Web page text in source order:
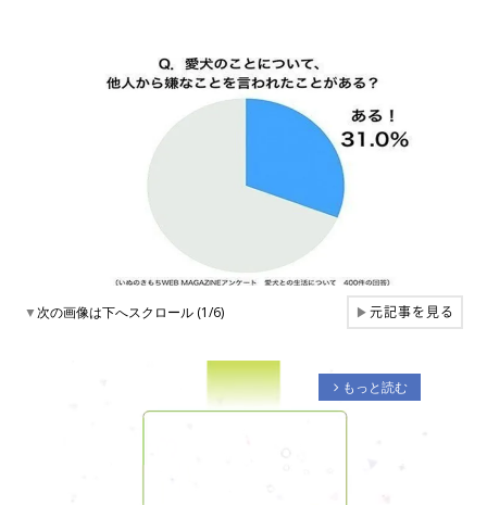
▼次の画像は下へスクロール (1/6) ▶元記事を見る
arrow_forward_ios もっと読む